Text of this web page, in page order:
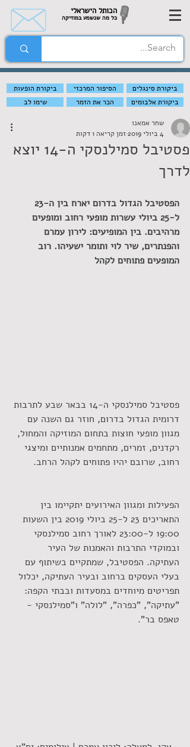
הכותל הישראלי
כל מה שנשמע במוזיקה
ביקורת הופעות הסיפור המרכזי
ביקורת סינגלים
שימו לב
הכר את הזמר ביקורת אלבומים
פסטיבל סמילנסקי ה-14 יוצא
לדרך
שחר אמאנו
4 ביולי 2019
זמן קריאה 1 דקות
ל-25 ביולי עשרות מופעי רחוב ומופעים
מרהיבים. בין המופיעים: לירון עמרם
והפנתרים, שיר לוי ותומר ישעיהו. רוב
המופעים פתוחים לקהל
פסטיבל סמילנסקי ה-14 בבאר שבע לתרבות
דרומית הגדול בדרום, חוזר גם השנה עם
מגוון מופעי חוצות בתחום המוזיקה והמחול,
רקדנים, זמרים, מתחמים אמנותיים ומיצגי
רחוב, שרובם יהיו פתוחים לקהל הרחב.
הפעילות ומגוון האירועים יתקיימו בין
התאריכים 23 ל-25 ביולי 2019 בין השעות
19:00 ל-23:00 לאורך רחוב סמילנסקי
ובמוקדי התרבות והאמנות של העיר
העתיקה. הפסטיבל, שמתקיים בשיתוף עם
בעלי העסקים ברחוב ובעיר העתיקה, יכלול
תפריטים מיוחדים במסעדות ובבתי הקפה:
"עתיקה", "כפרה", "לולה" ו"סמילנסקי -
טאפס בר".